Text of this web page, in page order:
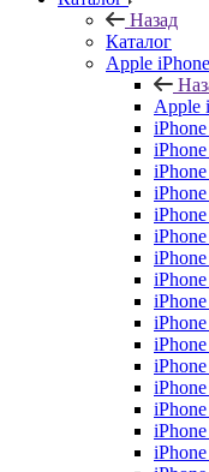
Назад
Каталог
Apple iPhone
Apple